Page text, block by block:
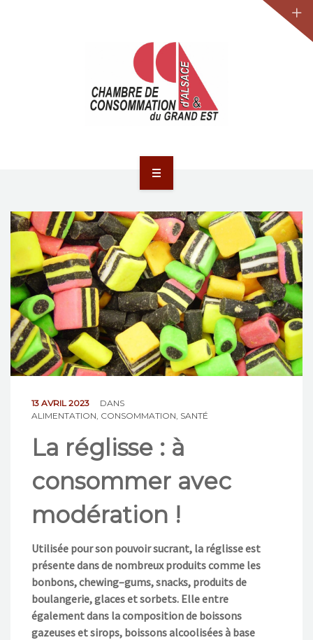
ACTUALITÉS
JURIDIQUE
LA CCA-GE
NOS ACTIONS
CONTACT
13 AVRIL 2023
DANS
ALIMENTATION CONSOMMATION SANTÉ
La réglisse : à
consommer avec
modération !
Utilisée pour son pouvoir sucrant, la réglisseest
présentedans de nombreux produits comme les
bonbons, chewing–gums, snacks, produitsde
boulangerie, glaces et sorbets. Elle entre
également dans la composition de boissons
gazeuses et sirops, boissons alcoolisées à base